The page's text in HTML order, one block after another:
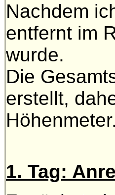
Nachdem
entfernt im
wurde.
Die
erstellt,
1. Tag: